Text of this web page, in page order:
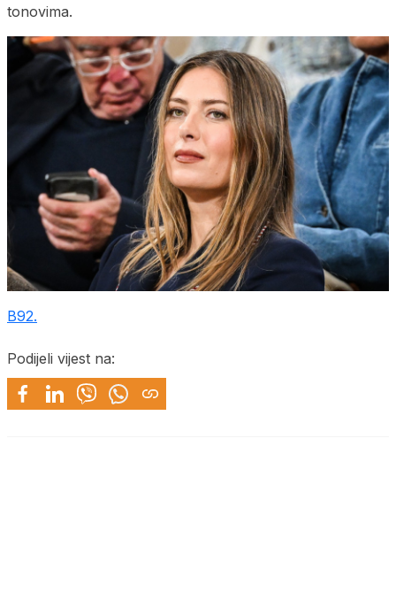
tonovima.
B92.
Podijeli vijest na: